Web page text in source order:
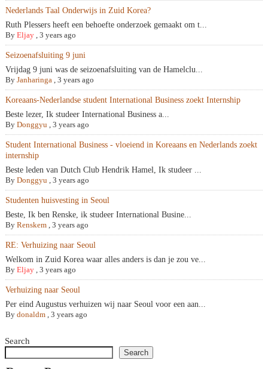
Nederlands Taal Onderwijs in Zuid Korea?
Ruth Plessers heeft een behoefte onderzoek gemaakt om t...
By Eljay , 3 years ago
Seizoenafsluiting 9 juni
Vrijdag 9 juni was de seizoenafsluiting van de Hamelclu...
By Janharinga , 3 years ago
Koreaans-Nederlandse student International Business zoekt Internship
Beste lezer, Ik studeer International Business a...
By Donggyu , 3 years ago
Student International Business - vloeiend in Koreaans en Nederlands zoekt
internship
Beste leden van Dutch Club Hendrik Hamel, Ik studeer ...
By Donggyu , 3 years ago
Studenten huisvesting in Seoul
Beste, Ik ben Renske, ik studeer International Busine...
By Renskem , 3 years ago
RE: Verhuizing naar Seoul
Welkom in Zuid Korea waar alles anders is dan je zou ve...
By Eljay , 3 years ago
Verhuizing naar Seoul
Per eind Augustus verhuizen wij naar Seoul voor een aan...
By donaldm , 3 years ago
Search
Search